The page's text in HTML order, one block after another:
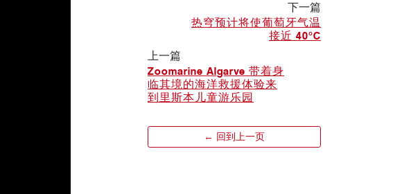
下一篇
热穹预计将使葡萄牙气温
接近 40°C
上一篇
Zoomarine Algarve 带着身
临其境的海洋救援体验来
到里斯本儿童游乐园
← 回到上一页